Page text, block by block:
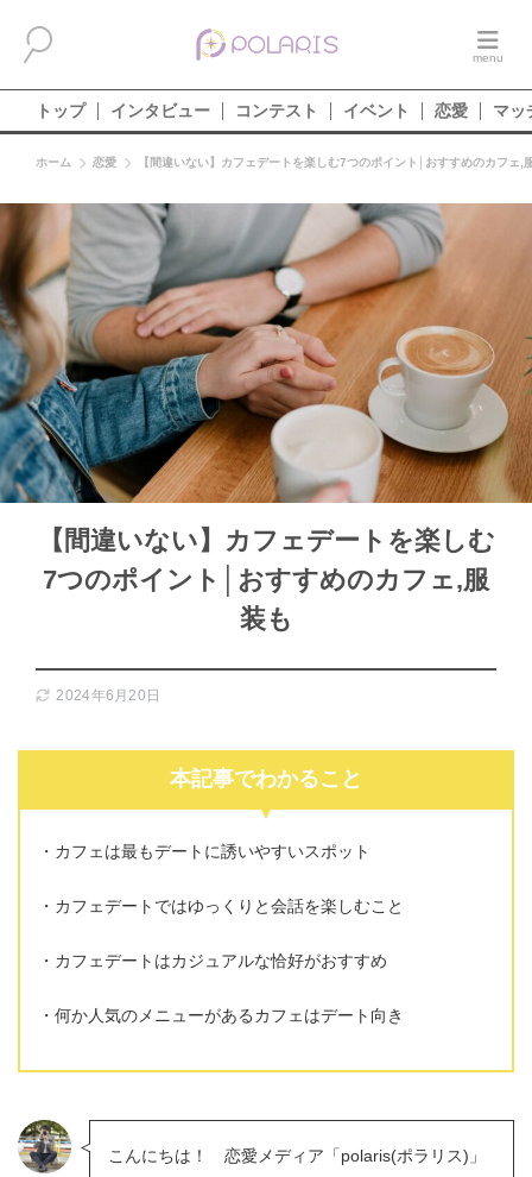
トップ インタビュー コンテスト イベント 恋愛 マッ
ホーム 恋愛 【間違いない】カフェデートを楽しむ7つのポイント│おすすめのカフェ,
【間違いない】カフェデートを楽しむ
7つのポイント│おすすめのカフェ,服
装も
2024年6月20日
本記事でわかること
カフェは最もデートに誘いやすいスポット
カフェデートではゆっくりと会話を楽しむこと
カフェデートはカジュアルな恰好がおすすめ
何か人気のメニューがあるカフェはデート向き
こんにちは！ 恋愛メディア「polaris(ポラリス)」